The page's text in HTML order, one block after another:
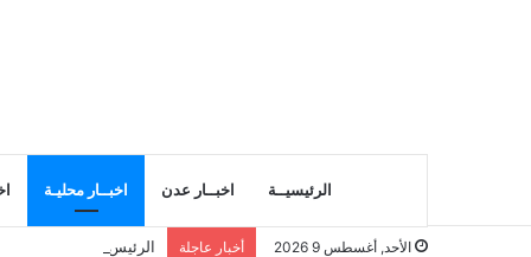
الرئيسيــة اخبــار عدن اخبــار محليـة
الأحد, أغسطس 9 2026 أخبار عاجلة الرئيس الزبيدي يعزي